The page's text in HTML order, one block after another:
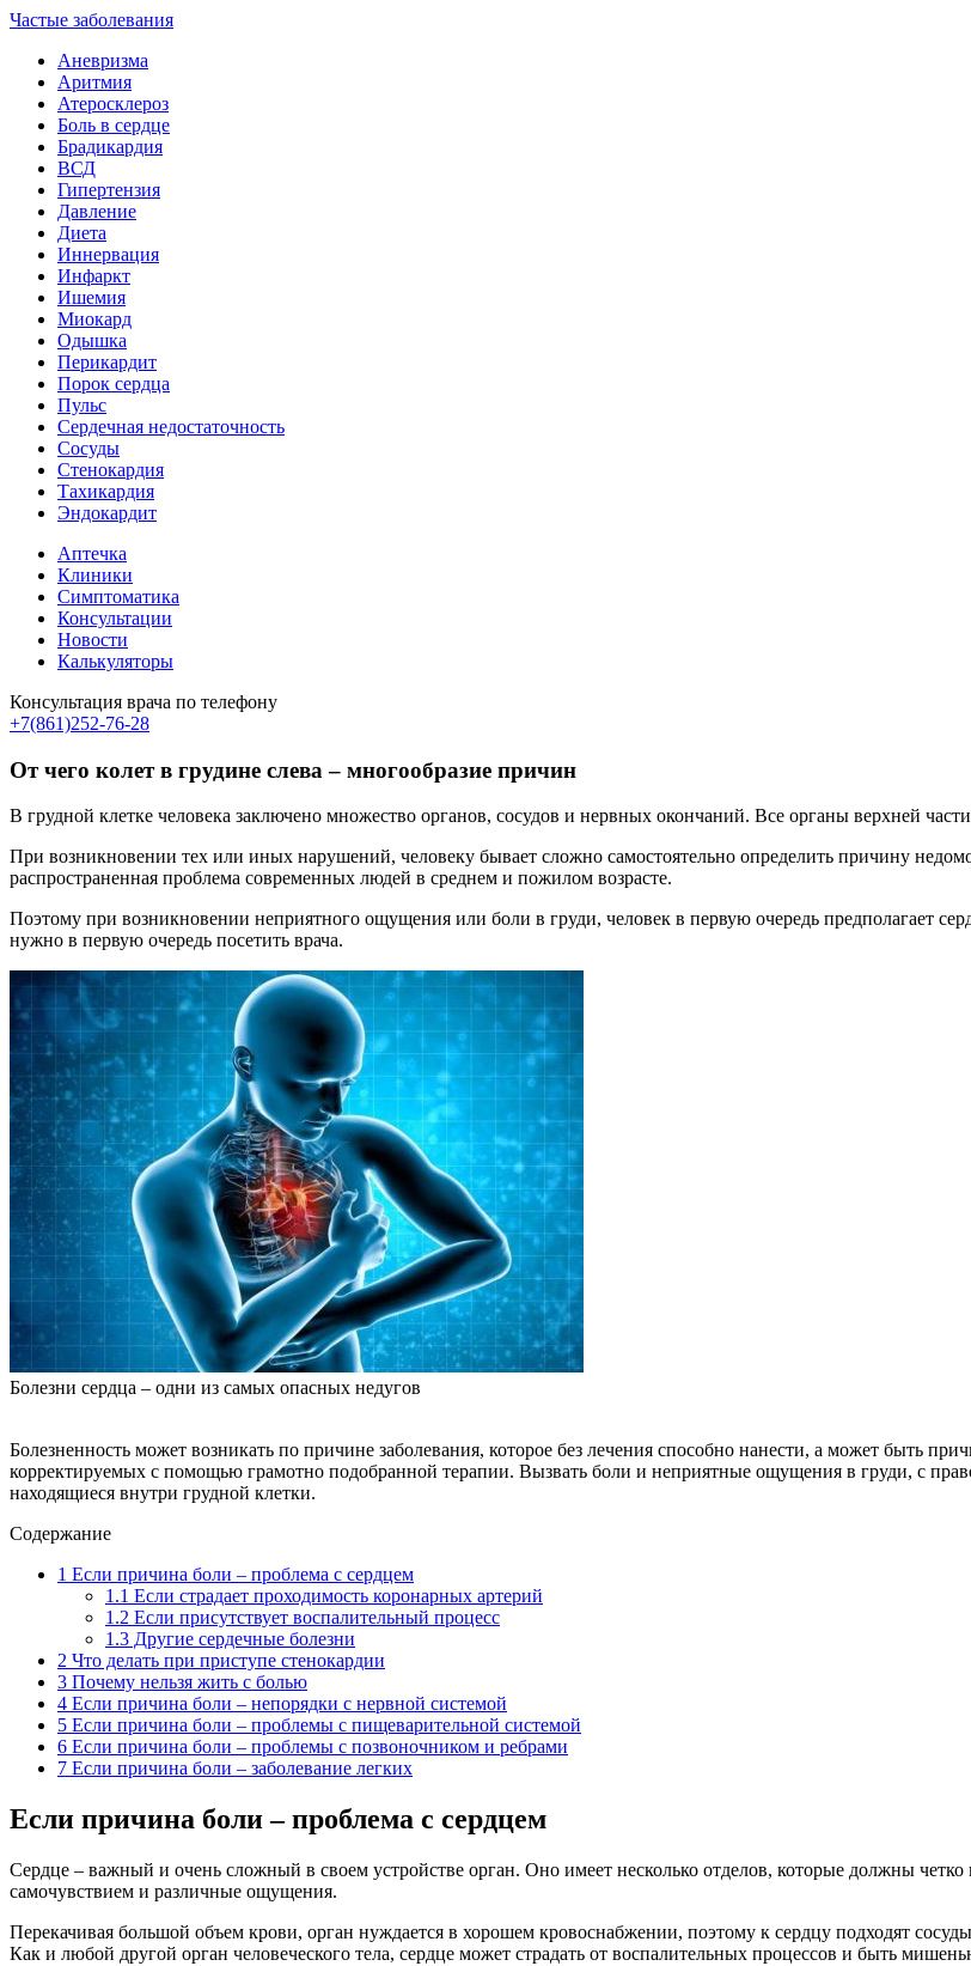
Частые заболевания
Аневризма
Аритмия
Атеросклероз
Боль в сердце
Брадикардия
ВСД
Гипертензия
Давление
Диета
Иннервация
Инфаркт
Ишемия
Миокард
Одышка
Перикардит
Порок сердца
Пульс
Сердечная недостаточность
Сосуды
Стенокардия
Тахикардия
Эндокардит
Аптечка
Клиники
Симптоматика
Консультации
Новости
Калькуляторы
Консультация врача по телефону
+7(861)252-76-28
От чего колет в грудине слева – многообразие причин
В грудной клетке человека заключено множество органов, сосудов и нервных окончаний. Все органы верхней
При возникновении тех или иных нарушений, человеку бывает сложно самостоятельно определить причину
распространенная проблема современных людей в среднем и пожилом возрасте.
Поэтому при возникновении неприятного ощущения или боли в груди, человек в первую очередь предполагает
нужно в первую очередь посетить врача.
Болезни сердца – одни из самых опасных недугов
Болезненность может возникать по причине заболевания, которое без лечения способно нанести, а может быть
корректируемых с помощью грамотно подобранной терапии. Вызвать боли и неприятные ощущения в груди, с
находящиеся внутри грудной клетки.
Содержание
1 Если причина боли – проблема с сердцем
1.1 Если страдает проходимость коронарных артерий
1.2 Если присутствует воспалительный процесс
1.3 Другие сердечные болезни
2 Что делать при приступе стенокардии
3 Почему нельзя жить с болью
4 Если причина боли – непорядки с нервной системой
5 Если причина боли – проблемы с пищеварительной системой
6 Если причина боли – проблемы с позвоночником и ребрами
7 Если причина боли – заболевание легких
Если причина боли – проблема с сердцем
Сердце – важный и очень сложный в своем устройстве орган. Оно имеет несколько отделов, которые должны
самочувствием и различные ощущения.
Перекачивая большой объем крови, орган нуждается в хорошем кровоснабжении, поэтому к сердцу подходят
Как и любой другой орган человеческого тела, сердце может страдать от воспалительных процессов и быть